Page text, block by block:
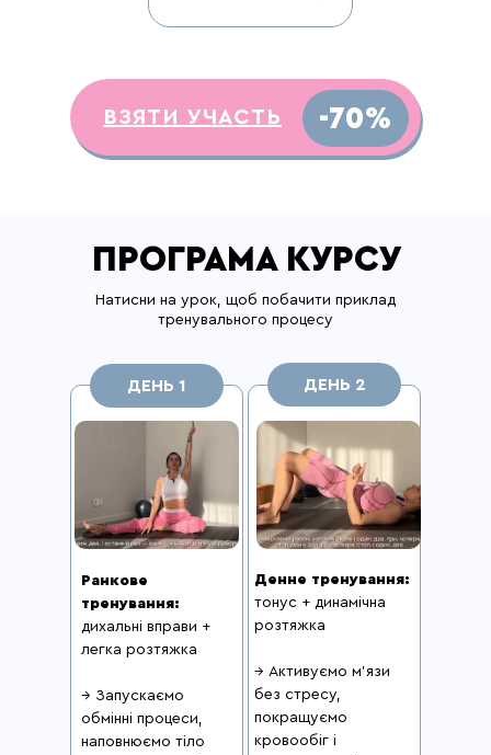
-70%
ВЗЯТИ УЧАСТЬ
​​Натисни на урок, щоб побачити приклад
тренувального процесу
ПРОГРАМА КУРСУ
Денне тренування:
тонус + динамічна
розтяжка
→ Активуємо м’язи
без стресу,
покращуємо
кровообіг і
ДЕНЬ 2
Ранкове
тренування:
дихальні вправи +
легка розтяжка
→ Запускаємо
обмінні процеси,
наповнюємо тіло
ДЕНЬ 1